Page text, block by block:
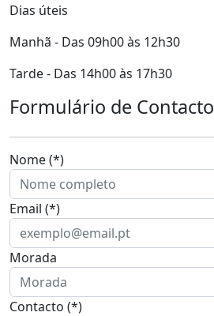
Dias úteis
Manhã - Das 09h00 às 12h30
Tarde - Das 14h00 às 17h30
Formulário de Contacto
Nome (*)
Email (*)
Morada
Contacto (*)